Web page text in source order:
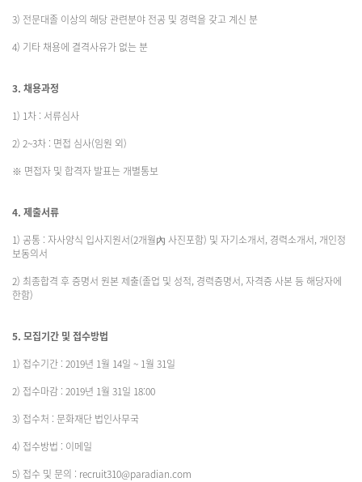
3) 전문대졸 이상의 해당 관련분야 전공 및 경력을 갖고 계신 분
4) 기타 채용에 결격사유가 없는 분
3. 채용과정
1) 1차 : 서류심사
2) 2~3차 : 면접 심사(임원 외)
※ 면접자 및 합격자 발표는 개별통보
4. 제출서류
1) 공통 : 자사양식 입사지원서(2개월內 사진포함) 및 자기소개서, 경력소개서, 개인정
보동의서
2) 최종합격 후 증명서 원본 제출(졸업 및 성적, 경력증명서, 자격증 사본 등 해당자에
한함)
5. 모집기간 및 접수방법
1) 접수기간 : 2019년 1월 14일 ~ 1월 31일
2) 접수마감 : 2019년 1월 31일 18:00
3) 접수처 : 문화재단 법인사무국
4) 접수방법 : 이메일
5) 접수 및 문의 : recruit310@paradian.com